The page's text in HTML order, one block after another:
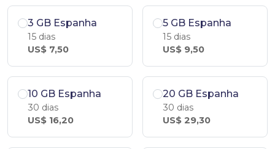
3 GB Espanha
15 dias
US$ 7,50
5 GB Espanha
15 dias
US$ 9,50
10 GB Espanha
30 dias
US$ 16,20
20 GB Espanha
30 dias
US$ 29,30